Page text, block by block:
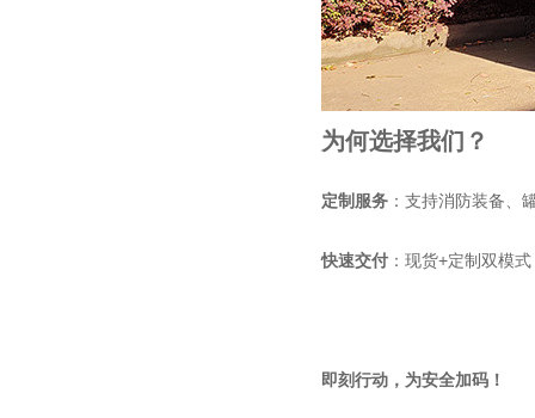
为何选择我们？
定制服务 ：支持消防装备、
快速交付 ：现货+定制双模
即刻行动，为安全加码！